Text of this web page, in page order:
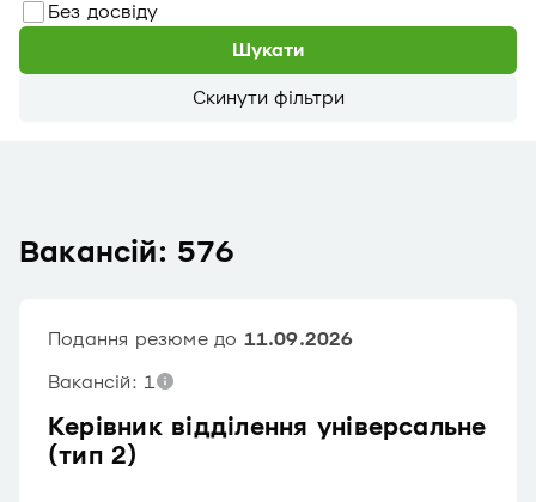
Без досвіду
Шукати
Скинути фільтри
Вакансій: 576
Керівник відділення універсальне
(тип 2)
Подання резюме до 11.09.2026
Вакансій: 1